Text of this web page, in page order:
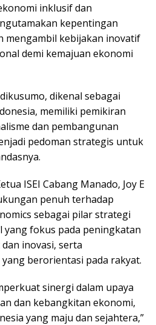
inklusif dan
kepentingan
mengambil kebijakan inovatif
demi kemajuan ekonomi
dikenal sebagai
memiliki pemikiran
dan pembangunan
pedoman strategis untuk
ISEI Cabang Manado, Joy E
penuh terhadap
sebagai pilar strategi
yang fokus pada peningkatan
inovasi, serta
berorientasi pada rakyat.
sinergi dalam upaya
dan kebangkitan ekonomi,
yang maju dan sejahtera,”